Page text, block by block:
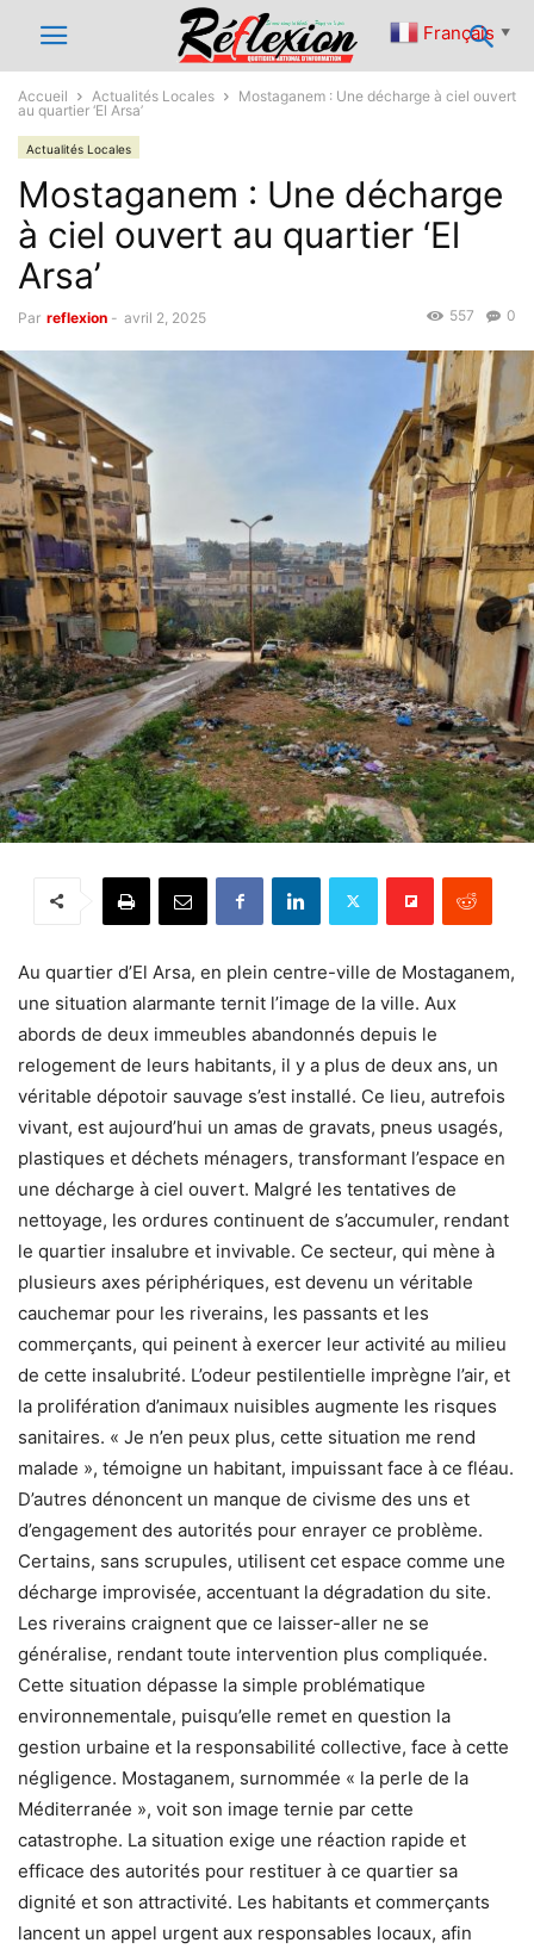
Accueil Actualités Locales
Mostaganem : Une décharge à ciel ouvert
au quartier ‘El Arsa’
Actualités Locales
Mostaganem : Une décharge
à ciel ouvert au quartier ‘El
Arsa’
Par reflexion - avril 2, 2025 0
557
Au quartier d’El Arsa, en plein centre-ville de Mostaganem,
une situation alarmante ternit l’image de la ville. Aux
abords de deux immeubles abandonnés depuis le
relogement de leurs habitants, il y a plus de deux ans, un
véritable dépotoir sauvage s’est installé. Ce lieu, autrefois
vivant, est aujourd’hui un amas de gravats, pneus usagés,
plastiques et déchets ménagers, transformant l’espace en
une décharge à ciel ouvert. Malgré les tentatives de
nettoyage, les ordures continuent de s’accumuler, rendant
le quartier insalubre et invivable. Ce secteur, qui mène à
plusieurs axes périphériques, est devenu un véritable
cauchemar pour les riverains, les passants et les
commerçants, qui peinent à exercer leur activité au milieu
de cette insalubrité. L’odeur pestilentielle imprègne l’air, et
la prolifération d’animaux nuisibles augmente les risques
sanitaires. « Je n’en peux plus, cette situation me rend
malade », témoigne un habitant, impuissant face à ce fléau.
D’autres dénoncent un manque de civisme des uns et
d’engagement des autorités pour enrayer ce problème.
Certains, sans scrupules, utilisent cet espace comme une
décharge improvisée, accentuant la dégradation du site.
Les riverains craignent que ce laisser-aller ne se
généralise, rendant toute intervention plus compliquée.
Cette situation dépasse la simple problématique
environnementale, puisqu’elle remet en question la
gestion urbaine et la responsabilité collective, face à cette
négligence. Mostaganem, surnommée « la perle de la
Méditerranée », voit son image ternie par cette
catastrophe. La situation exige une réaction rapide et
efficace des autorités pour restituer à ce quartier sa
dignité et son attractivité. Les habitants et commerçants
lancent un appel urgent aux responsables locaux, afin
Français ▼